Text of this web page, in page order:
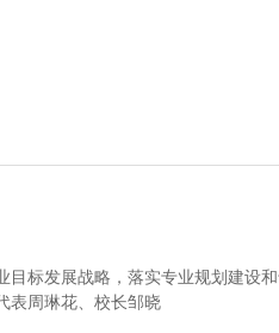
目标发展战略，落实专业规划建设
表周琳花、校长邹晓